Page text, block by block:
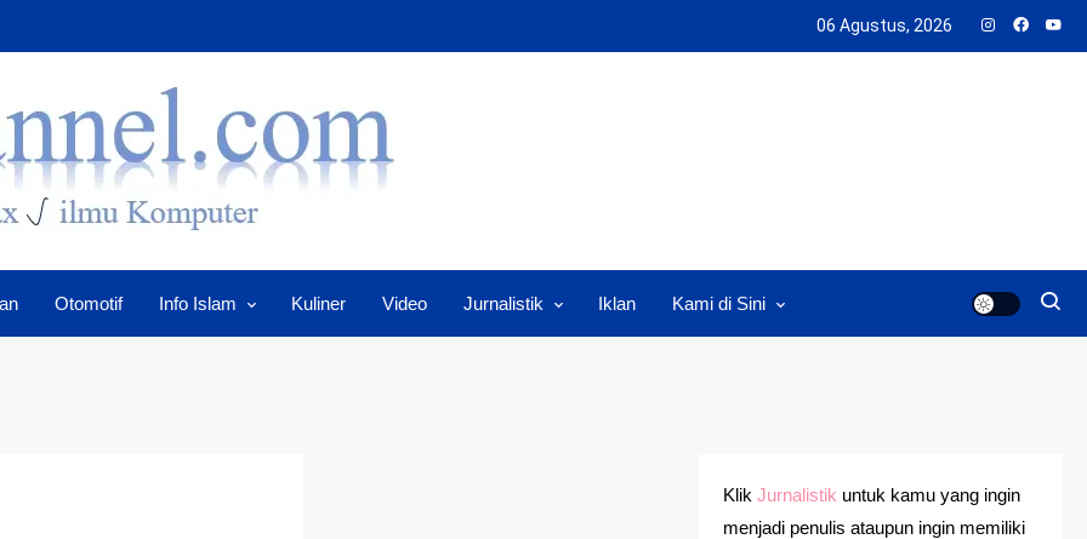
06 Agustus, 2026
Otomotif Info Islam Kuliner Video Jurnalistik Iklan Kami di Sini
KlikJurnalistik untuk kamu yang ingin
menjadi penulis ataupun ingin memiliki